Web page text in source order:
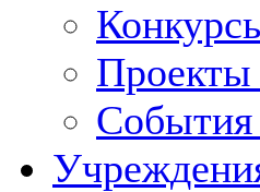
Проекты
События